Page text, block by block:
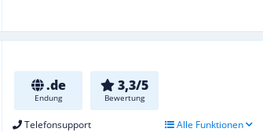
.de
Endung
3,3/5
Bewertung
Telefonsupport Alle Funktionen